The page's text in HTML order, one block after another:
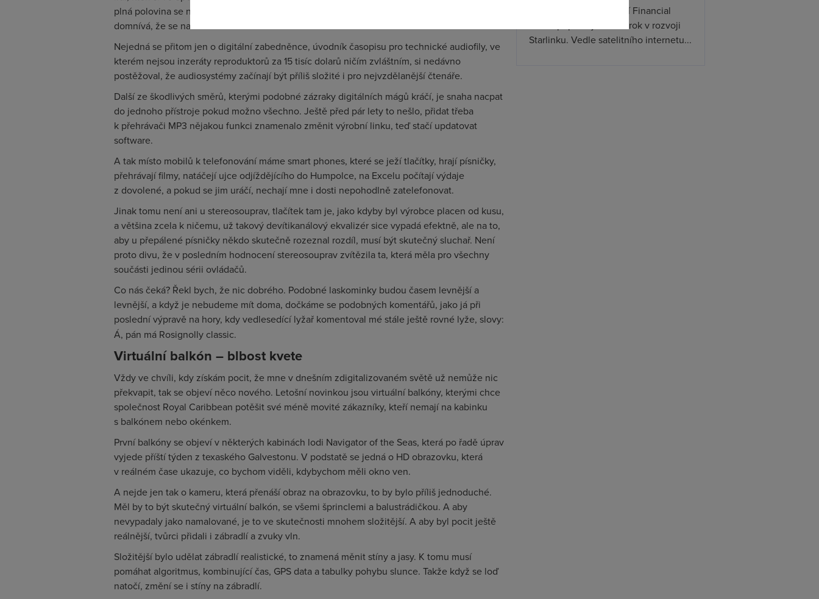
plná polovina se nenamáhala záznam s HD vůbec zajistit, a dvacet procent se dokonce
domnívá, že se na HDTV skutečně dívá.
Nejedná se přitom jen o digitální zabedněnce, úvodník časopisu pro technické audiofily, ve
kterém nejsou inzeráty reproduktorů za 15 tisíc dolarů ničím zvláštním, si nedávno
postěžoval, že audiosystémy začínají být příliš složité i pro nejvzdělanější čtenáře.
Další ze škodlivých směrů, kterými podobné zázraky digitálních mágů kráčí, je snaha nacpat
do jednoho přístroje pokud možno všechno. Ještě před pár lety to nešlo, přidat třeba
k přehrávači MP3 nějakou funkci znamenalo změnit výrobní linku, teď stačí updatovat
software.
A tak místo mobilů k telefonování máme smart phones, které se ježí tlačítky, hrají písničky,
přehrávají filmy, natáčejí ujce odjíždějícího do Humpolce, na Excelu počítají výdaje
z dovolené, a pokud se jim uráčí, nechají mne i dosti nepohodlně zatelefonovat.
Jinak tomu není ani u stereosouprav, tlačítek tam je, jako kdyby byl výrobce placen od kusu,
a většina zcela k ničemu, už takový devítikanálový ekvalizér sice vypadá efektně, ale na to,
aby u přepálené písničky někdo skutečně rozeznal rozdíl, musí být skutečný sluchař. Není
proto divu, že v posledním hodnocení stereosouprav zvítězila ta, která měla pro všechny
součásti jedinou sérii ovládačů.
Co nás čeká? Řekl bych, že nic dobrého. Podobné laskominky budou časem levnější a
levnější, a když je nebudeme mít doma, dočkáme se podobných komentářů, jako já při
poslední výpravě na hory, kdy vedlesedící lyžař komentoval mé stále ještě rovné lyže, slovy:
Á, pán má Rosignolly classic.
Virtuální balkón – blbost kvete
Vždy ve chvíli, kdy získám pocit, že mne v dnešním zdigitalizovaném světě už nemůže nic
překvapit, tak se objeví něco nového. Letošní novinkou jsou virtuální balkóny, kterými chce
společnost Royal Caribbean potěšit své méně movité zákazníky, kteří nemají na kabinku
s balkónem nebo okénkem.
První balkóny se objeví v některých kabinách lodi Navigator of the Seas, která po řadě úprav
vyjede příští týden z texaského Galvestonu. V podstatě se jedná o HD obrazovku, která
v reálném čase ukazuje, co bychom viděli, kdybychom měli okno ven.
A nejde jen tak o kameru, která přenáší obraz na obrazovku, to by bylo příliš jednoduché.
Měl by to být skutečný virtuální balkón, se všemi šprinclemi a balustrádičkou. A aby
nevypadaly jako namalované, je to ve skutečnosti mnohem složitější. A aby byl pocit ještě
reálnější, tvůrci přidali i zábradlí a zvuky vln.
Složitější bylo udělat zábradlí realistické, to znamená měnit stíny a jasy. K tomu musí
pomáhat algoritmus, kombinující čas, GPS data a tabulky pohybu slunce. Takže když se loď
natočí, změní se i stíny na zábradlí.
SpaceX podle informací Financial
Times připravuje další krok v rozvoji
Starlinku. Vedle satelitního internetu...